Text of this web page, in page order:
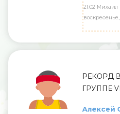
21:02 Михаил
РЕКОРД
ГРУППЕ
Алексей